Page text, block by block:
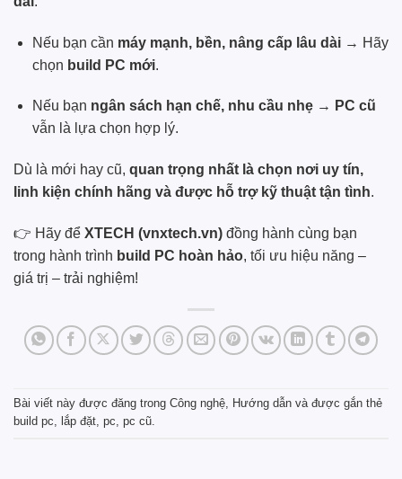
Nếu bạn cần máy mạnh, bền, nâng cấp lâu dài→ Hãy
chọn build PC mới.
Nếu bạn ngân sách hạn chế, nhu cầu nhẹ→ PC cũ
vẫn là lựa chọn hợp lý.
Dù là mới hay cũ, quan trọng nhất là chọn nơi uy tín,
linh kiện chính hãng và được hỗ trợ kỹ thuật tận tình.
👉 Hãy để XTECH (vnxtech.vn) đồng hành cùng bạn
trong hành trình build PC hoàn hảo, tối ưu hiệu năng –
giá trị – trải nghiệm!
Bài viết này được đăng trong Công nghệ, Hướng dẫn và được gắn thẻ
build pc, lắp đặt, pc, pc cũ.